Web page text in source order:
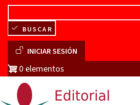
Pasar al contenido principal
BUSCAR
Menú de cuenta de usuario
INICIAR SESIÓN
0 elementos